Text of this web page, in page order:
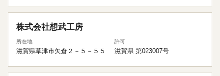
株式会社想武工房
所在地
滋賀県草津市矢倉２－５－５５
許可
滋賀県 第023007号